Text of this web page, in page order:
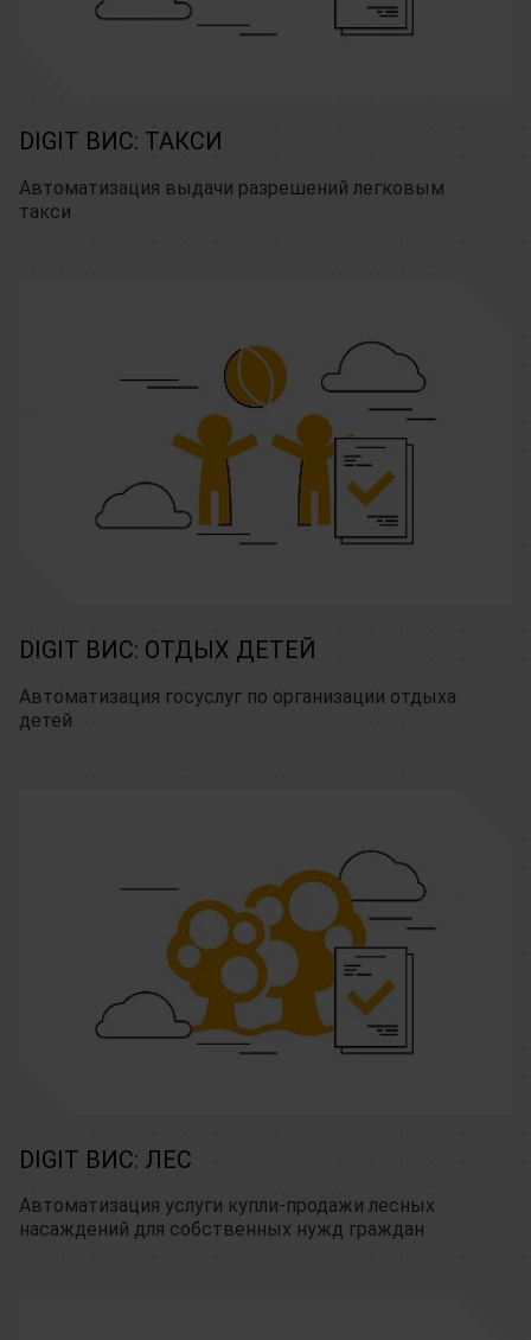
DIGIT ВИС: ТАКСИ
Автоматизация выдачи разрешений легковым
такси
DIGIT ВИС: ОТДЫХ ДЕТЕЙ
Автоматизация госуслуг по организации отдыха
детей
DIGIT ВИС: ЛЕС
Автоматизация услуги купли-продажи лесных
насаждений для собственных нужд граждан